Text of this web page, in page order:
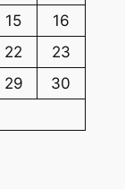
15
16
22
23
29
30